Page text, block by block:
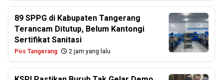
89 SPPG di Kabupaten Tangerang
Terancam Ditutup, Belum Kantongi
Sertifikat Sanitasi
Pos Tangerang 2 jam yang lalu